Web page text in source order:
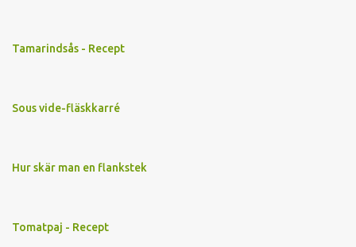
Tamarindsås - Recept
Sous vide-fläskkarré
Hur skär man en flankstek
Tomatpaj - Recept